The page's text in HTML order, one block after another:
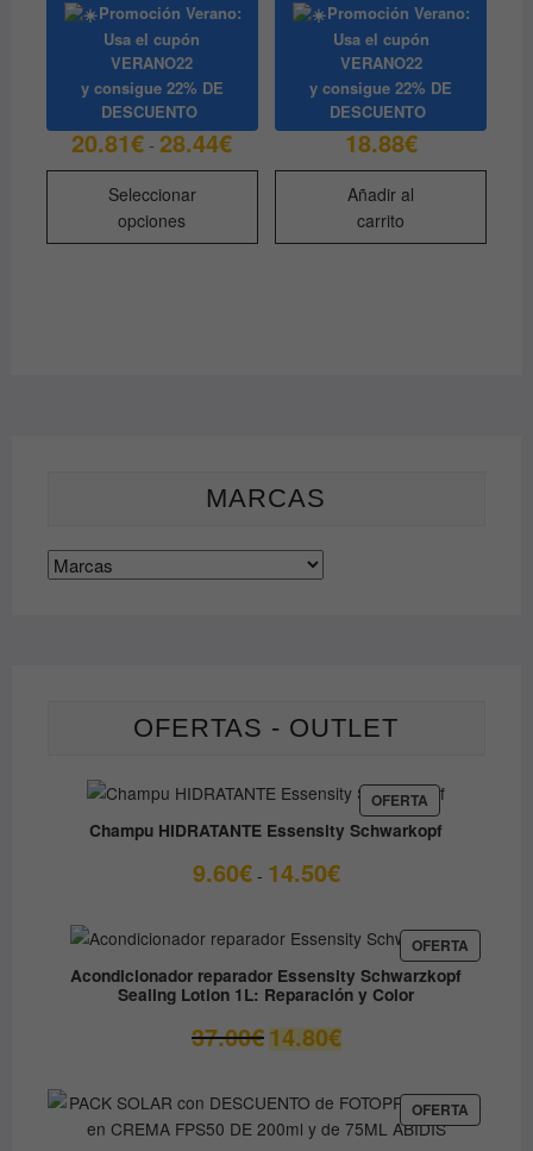
Promoción Verano:
Usa el cupón
VERANO22
y consigue22% DE
DESCUENTO
20.81€ - 28.44€Rango
de
precios:
28.44€
Seleccionar
opciones
Este
la
de
producto
Promoción Verano:
Usa el cupón
VERANO22
y consigue 22% DE
DESCUENTO
18.88€
Añadir al
carrito
MARCAS
OFERTAS - OUTLET
OFERTA PRODUCTO
EN
OFERTA
Champu HIDRATANTE Essensity Schwarkopf
9.60€ - 14.50€Rango
desde
9.60€
hasta
14.50€
OFERTA
EN
Acondicionador reparador Essensity Schwarzkopf
Sealing Lotion 1L: Reparación y Color
37.00€ El
precio
era:
37.00€.
14.80€El
precio
es:
14.80€.
OFERTA
EN